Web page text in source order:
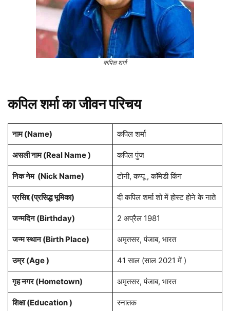
कपिल शर्मा
कपिल शर्मा का जीवन परिचय
नाम (Name) कपिल शर्मा
असली नाम (Real Name ) कपिल पुंज
निक नेम (Nick Name) टोनी, कप्पू , कॉमेडी किंग
प्रसिद्द (प्रसिद्ध भूमिका) दी कपिल शर्मा शो में होस्ट होने के नाते
जन्मदिन (Birthday) 2 अप्रैल 1981
जन्म स्थान (Birth Place) अमृतसर, पंजाब, भारत
उम्र (Age ) 41 साल (साल 2021 में )
गृह नगर (Hometown) अमृतसर, पंजाब, भारत
शिक्षा (Education ) स्नातक